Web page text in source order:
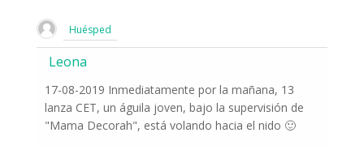
Huésped
Leona
17-08-2019 Inmediatamente por la mañana, 13
lanza CET, un águila joven, bajo la supervisión de
"Mama Decorah", está volando hacia el nido 🙂